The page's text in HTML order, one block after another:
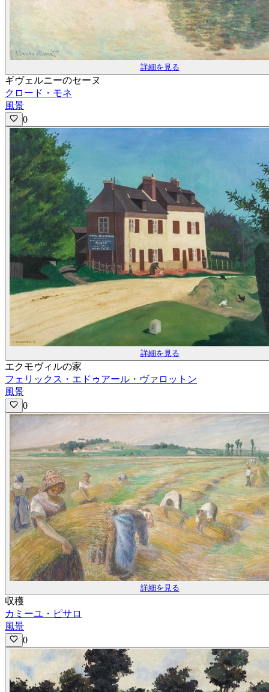
詳細を見る
ギヴェルニーのセーヌ
クロード・モネ
風景
0
詳細を見る
エクモヴィルの家
フェリックス・エドゥアール・ヴァロットン
風景
0
詳細を見る
収穫
カミーユ・ピサロ
風景
0